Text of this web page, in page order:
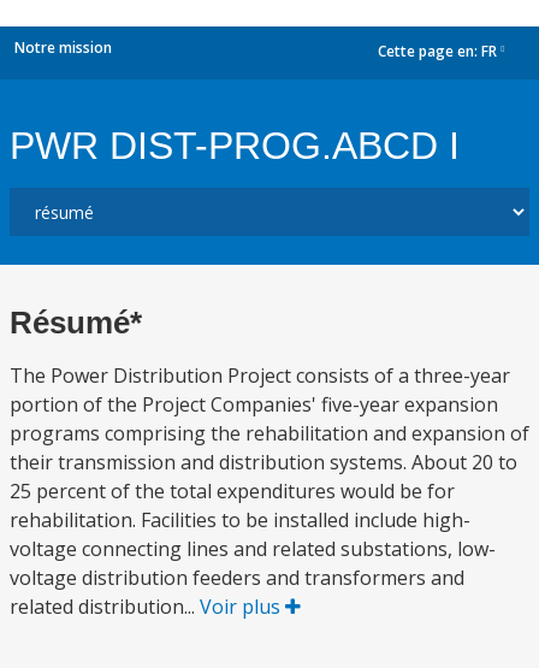
Notre mission Cette page en: FR
PWR DIST-PROG.ABCD I
Résumé*
The Power Distribution Project consists of a three-year
portion of the Project Companies' five-year expansion
programs comprising the rehabilitation and expansion of
their transmission and distribution systems. About 20 to
25 percent of the total expenditures would be for
rehabilitation. Facilities to be installed include high-
voltage connecting lines and related substations, low-
voltage distribution feeders and transformers and
related distribution... Voir plus